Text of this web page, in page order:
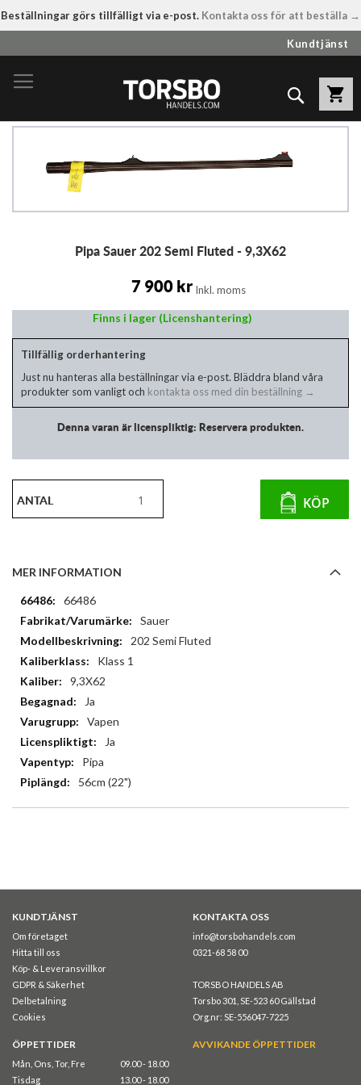
Beställningar görs tillfälligt via e-post. Kontakta oss för att beställa →
till
innehållet
Kundtjänst
Sök
Pipa Sauer 202 Semi Fluted - 9,3X62
7 900 kr Inkl. moms
Finns i lager (Licenshantering)
Tillfällig orderhantering
Just nu hanteras alla beställningar via e-post. Bläddra bland våra
produkter som vanligt och kontakta oss med din beställning →
Denna varan är licenspliktig: Reservera produkten.
ANTAL KÖP
MER INFORMATION
Mer
information
66486
Sauer
202 Semi Fluted
Klass 1
9,3X62
Ja
Vapen
Ja
Pipa
56cm (22")
KUNDTJÄNST
Om företaget
Hitta till oss
Köp- & Leveransvillkor
GDPR & Säkerhet
Delbetalning
Cookies
KONTAKTA OSS
info@torsbohandels.com
0321-68 58 00
TORSBO HANDELS AB
Torsbo 301, SE-523 60 Gällstad
Org.nr: SE-556047-7225
ÖPPETTIDER
Mån, Ons, Tor, Fre
09.00 - 18.00
Tisdag
13.00 - 18.00
AVVIKANDE ÖPPETTIDER